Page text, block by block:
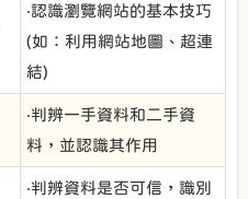
‧認識瀏覽網站的基本技巧
(如：利用網站地圖、超連
結)
‧判辨一手資料和二手資
料，並認識其作用
‧判辨資料是否可信，識別